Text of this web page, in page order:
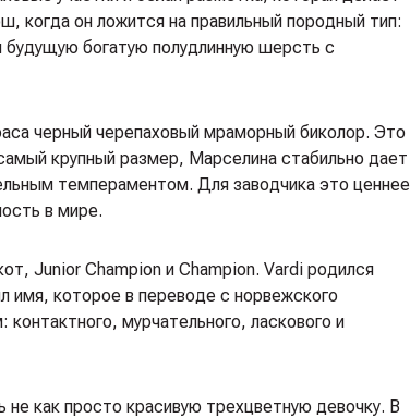
когда он ложится на правильный породный тип:
будущую богатую полудлинную шерсть с
черный черепаховый мраморный биколор. Это
крупный размер, Марселина стабильно дает
темпераментом. Для заводчика это ценнее
в мире.
Junior Champion и Champion. Vardi родился
имя, которое в переводе с норвежского
мурчательного, ласкового и
как просто красивую трехцветную девочку. В